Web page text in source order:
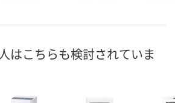
はこちらも検討されていま